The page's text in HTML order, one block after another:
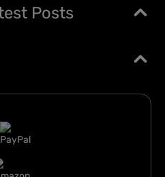
Posts